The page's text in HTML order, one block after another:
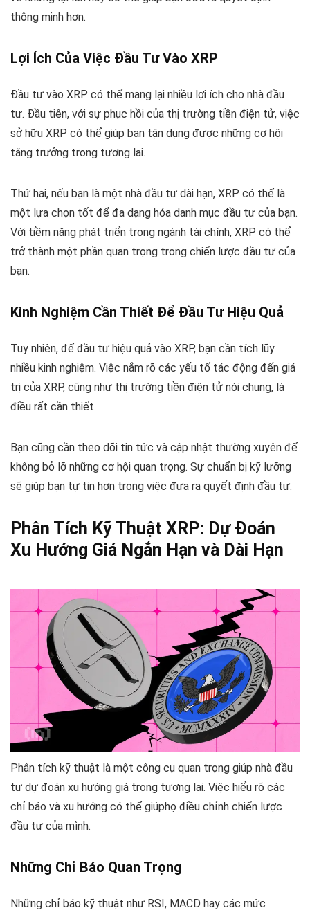
thông minh hơn.
Lợi Ích Của Việc Đầu Tư Vào XRP
Đầu tư vào XRP có thể mang lại nhiều lợi ích cho nhà đầu
tư. Đầu tiên, với sự phục hồi của thị trường tiền điện tử, việc
sở hữu XRP có thể giúp bạn tận dụng được những cơ hội
tăng trưởng trong tương lai.
Thứ hai, nếu bạn là một nhà đầu tư dài hạn, XRP có thể là
một lựa chọn tốt để đa dạng hóa danh mục đầu tư của bạn.
Với tiềm năng phát triển trong ngành tài chính, XRP có thể
trở thành một phần quan trọng trong chiến lược đầu tư của
bạn.
Kinh Nghiệm Cần Thiết Để Đầu Tư Hiệu Quả
Tuy nhiên, để đầu tư hiệu quả vào XRP, bạn cần tích lũy
nhiều kinh nghiệm. Việc nắm rõ các yếu tố tác động đến giá
trị của XRP, cũng như thị trường tiền điện tử nói chung, là
điều rất cần thiết.
Bạn cũng cần theo dõi tin tức và cập nhật thường xuyên để
không bỏ lỡ những cơ hội quan trọng. Sự chuẩn bị kỹ lưỡng
sẽ giúp bạn tự tin hơn trong việc đưa ra quyết định đầu tư.
Phân Tích Kỹ Thuật XRP: Dự Đoán
Xu Hướng Giá Ngắn Hạn và Dài Hạn
Phân tích kỹ thuật là một công cụ quan trọng giúp nhà đầu
tư dự đoán xu hướng giá trong tương lai. Việc hiểu rõ các
chỉ báo và xu hướng có thể giúphọ điều chỉnh chiến lược
đầu tư của mình.
Những Chỉ Báo Quan Trọng
Những chỉ báo kỹ thuật như RSI, MACD hay các mức